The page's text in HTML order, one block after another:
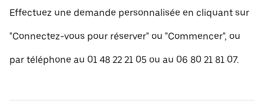
Effectuez une demande personnalisée en cliquant sur
"Connectez-vous pour réserver" ou "Commencer", ou
par téléphone au 01 48 22 21 05 ou au 06 80 21 81 07.